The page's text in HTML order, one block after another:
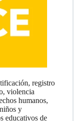
registro
violencia
humanos,
y
educativos de